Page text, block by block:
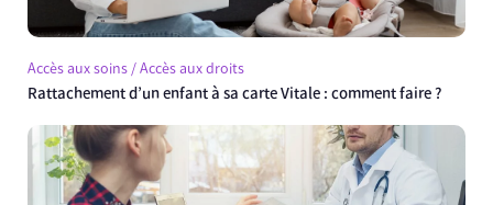
Accès aux soins / Accès aux droits
Rattachement d’un enfant à sa carte Vitale : comment faire ?